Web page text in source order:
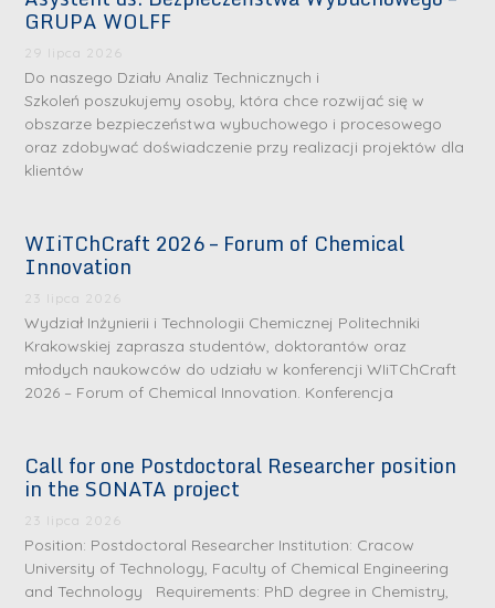
GRUPA WOLFF
29 lipca 2026
Do naszego Działu Analiz Technicznych i
Szkoleń poszukujemy osoby, która chce rozwijać się w
obszarze bezpieczeństwa wybuchowego i procesowego
oraz zdobywać doświadczenie przy realizacji projektów dla
klientów
WIiTChCraft 2026 – Forum of Chemical
Innovation
23 lipca 2026
Wydział Inżynierii i Technologii Chemicznej Politechniki
Krakowskiej zaprasza studentów, doktorantów oraz
młodych naukowców do udziału w konferencji WIiTChCraft
2026 – Forum of Chemical Innovation. Konferencja
Call for one Postdoctoral Researcher position
in the SONATA project
23 lipca 2026
Position: Postdoctoral Researcher Institution: Cracow
University of Technology, Faculty of Chemical Engineering
and Technology Requirements: PhD degree in Chemistry,